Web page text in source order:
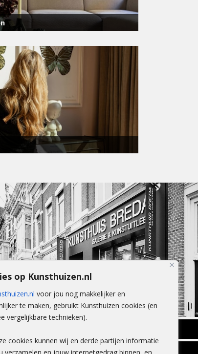
op Kunsthuizen.nl
voor jou nog makkelijker en
te maken, gebruikt Kunsthuizen cookies (en
vergelijkbare technieken).
cookies kunnen wij en derde partijen informatie
11